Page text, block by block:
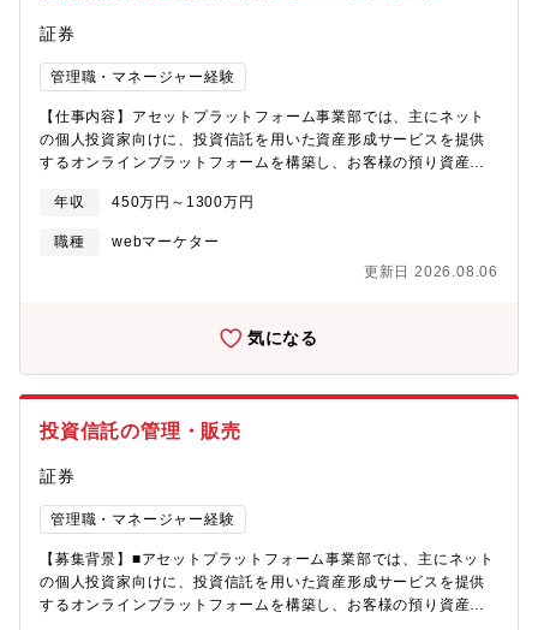
証券
管理職・マネージャー経験
【仕事内容】アセットプラットフォーム事業部では、主にネット
の個人投資家向けに、投資信託を用いた資産形成サービスを提供
するオンラインプラットフォームを構築し、お客様の預り資産の
ず、且つ付加価値を感じて資産づくりをして頂くために、投資信
託や資産形成に関するマーケティング施策を行っています。今後
大きく成長が見込まれるオンラインの資産形成ビジネスの分野に
おいて、新しい価値とイノベーションを創造し、業界のリーディ
【主な業務内容】■投資信託や資産形成に関するマーケティング業
画・実施、投資信託の商品プロモーションの企画・実施、メール
管理業務を担っていただきます。【組織】所属はアセットプラッ
す。20－30代を中心に20代から40代のメンバーが働いていま
す。
年収 450万円～1300万円
職種
webマーケター
更新日 2026.08.06
気になる
投資信託の管理・販売
証券
管理職・マネージャー経験
【募集背景】■アセットプラットフォーム事業部では、主にネット
の個人投資家向けに、投資信託を用いた資産形成サービスを提供
するオンラインプラットフォームを構築し、お客様の預り資産の